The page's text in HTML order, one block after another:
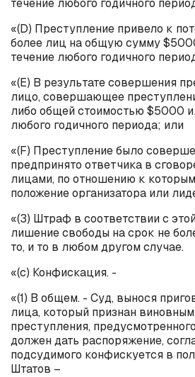
течение любого годичного
«(D) Преступление привело к
более лиц на общую сумму
течение любого годичного
«(E) В результате совершения
лицо, совершающее
либо общей стоимостью $5000
любого годичного периода; или
«(F) Преступление было
предпринято ответчика в
лицами, по отношению к
положение организатора или
«(3) Штраф в соответствии с
лишение свободы на срок не
то, и то в любом другом случае.
«(c) Конфискация. -
«(1) В общем. - Суд, вынося
лица, который признан
преступления,
должен дать распоряжение,
подсудимого конфискуется в
Штатов –